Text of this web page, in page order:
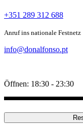
+351 289 312 688
Anruf ins nationale Festnetz
info@donalfonso.pt
Öffnen: 18:30 - 23:30